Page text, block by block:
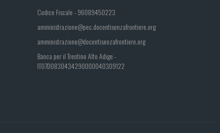
Codice Fiscale - 96089450223
amministrazione@pec.docentisenzafrontiere.org
amministrazione@docentisenzafrontiere.org
Banca per il Trentino Alto Adige -
IT07D0830434290000040309122